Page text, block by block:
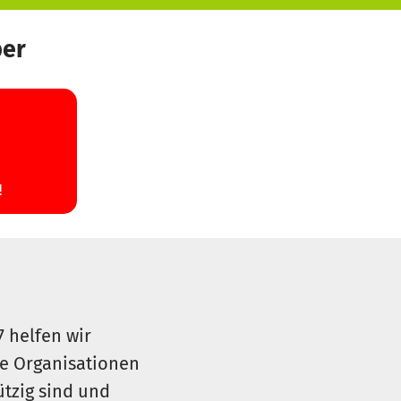
uns:
unserer Homepage
helfen wir
Organisationen
sind und